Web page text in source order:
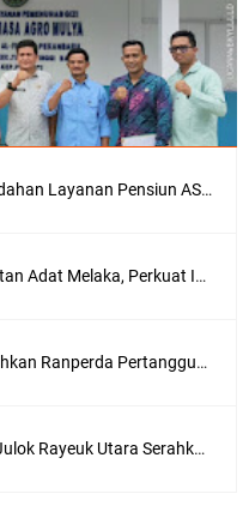
Bupati Asmar Dorong Kemudahan Layanan Pensiun ASN melalui Sinergi dengan BRK Syariah
Bupati Asmar Sambut Lawatan Adat Melaka, Perkuat Ikatan Serumpun Indonesia–Malaysia di Kepulauan Meranti
DPRD Kepulauan Meranti Sahkan Ranperda Pertanggungjawaban APBD 2025, Pemkab Siap Tindaklanjuti 11 Rekomendasi Banggar
PTPN IV Regional VI Kebun Julok Rayeuk Utara Serahkan Bantuan Mesin Genset untuk Dayah Darul Fata